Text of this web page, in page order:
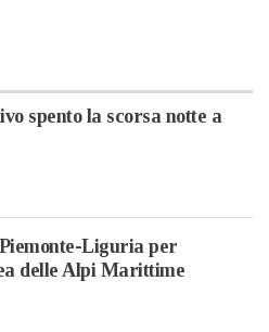
spento la scorsa notte a
Liguria per
delle Alpi Marittime